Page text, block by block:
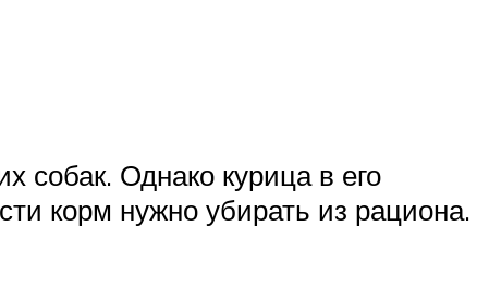
собак. Однако курица в его
корм нужно убирать из рациона.